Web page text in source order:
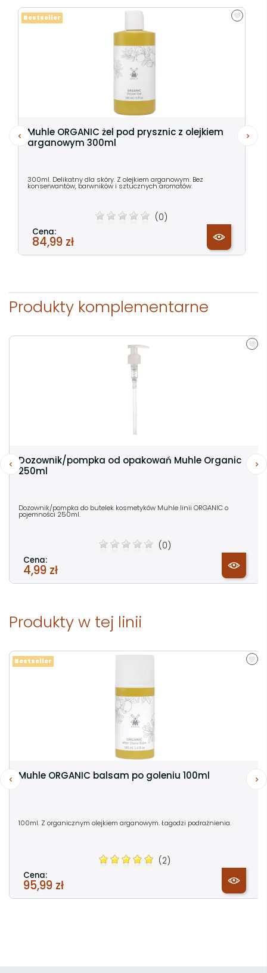
Muhle ORGANIC żel pod prysznic z olejkiem
arganowym 300ml
300ml. Delikatny dla skóry. Z olejkiem arganowym. Bez
konserwantów, barwników i sztucznych aromatów.
(0)
Cena:
84,99 zł
Bestseller
Produkty komplementarne
Dozownik/pompka od opakowań Muhle Organic
250ml
Dozownik/pompka do butelek kosmetyków Muhle linii ORGANIC o
pojemności 250ml.
(0)
Cena:
4,99 zł
Produkty w tej linii
Muhle ORGANIC balsam po goleniu 100ml
100ml. Z organicznym olejkiem arganowym. Łagodzi podrażnienia.
(2)
Cena:
95,99 zł
Bestseller